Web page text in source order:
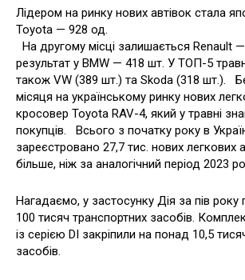
Лідером на ринку нових автівок стала
Toyota — 928 од.
На другому місці залишається Renault
результат у BMW — 418 шт. У ТОП-5
також VW (389 шт.) та Skoda (318 шт.).
місяця на українському ринку нових
кросовер Toyota RAV-4, який у травні
покупців. Всього з початку року в
зареєстровано 27,7 тис. нових легкових
більше, ніж за аналогічний період 2023
Нагадаємо, у застосунку Дія за пів
100 тисяч транспортних засобів.
із серією DІ закріпили на понад 10,5
засобів.